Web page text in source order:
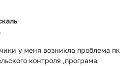
у меня возникла проблема пк
контроля ,програма